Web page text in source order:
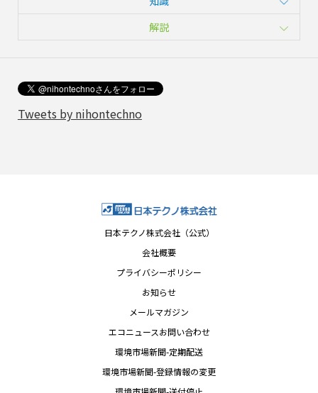
解説
Tweets by nihontechno
日本テクノ株式会社（公式）
会社概要
プライバシーポリシー
お知らせ
メールマガジン
エコニュースお問い合わせ
環境市場新聞-定期配送
環境市場新聞-登録情報の変更